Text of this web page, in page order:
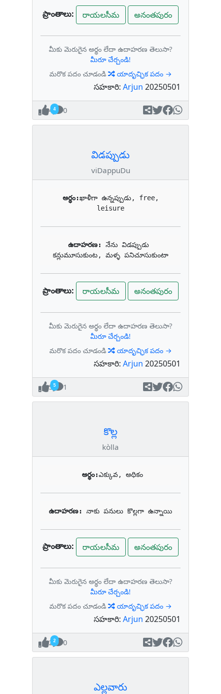
ప్రాంతాలు: రాయలసీమ అనంతపురం
మీకు మెరుగైన అర్థం లేదా ఉదాహరణ తెలుసా?
మీరూ చేర్చండి!
మరొక పదం చూడండి
యాదృచ్ఛిక పదం →
సహకారి: Arjun 20250501
4 0
విడప్పుడు
viDappuDu
అర్థం:ఖాళీగా ఉన్నప్పుడు, free,
leisure
ఉదాహరణ: నేను విడప్పుడు
కన్లుమూసుకుంట, మళ్ళ పనిచూసుకుంటా
ప్రాంతాలు: రాయలసీమ అనంతపురం
మీకు మెరుగైన అర్థం లేదా ఉదాహరణ తెలుసా?
మీరూ చేర్చండి!
మరొక పదం చూడండి
యాదృచ్ఛిక పదం →
సహకారి: Arjun 20250501
5 1
కొల్ల
kòlla
అర్థం:ఎక్కువ, అధికం
ఉదాహరణ: నాకు పనులు కొల్లగా ఉన్నాయి
ప్రాంతాలు: రాయలసీమ అనంతపురం
మీకు మెరుగైన అర్థం లేదా ఉదాహరణ తెలుసా?
మీరూ చేర్చండి!
మరొక పదం చూడండి
యాదృచ్ఛిక పదం →
సహకారి: Arjun 20250501
2 0
ఎల్లవారు